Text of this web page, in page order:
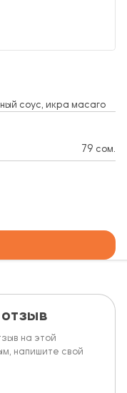
соус, икра масаго
79 сом.
на этой
напишите свой